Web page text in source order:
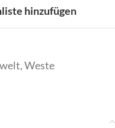
hinzufügen
,Weste